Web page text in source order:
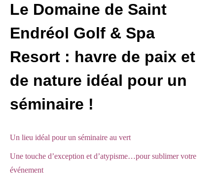
Le Domaine de Saint
Endréol Golf & Spa
Resort : havre de paix et
de nature idéal pour un
séminaire !
Un lieu idéal pour un séminaire au vert
Une touche d’exception et d’atypisme…pour sublimer votre
événement